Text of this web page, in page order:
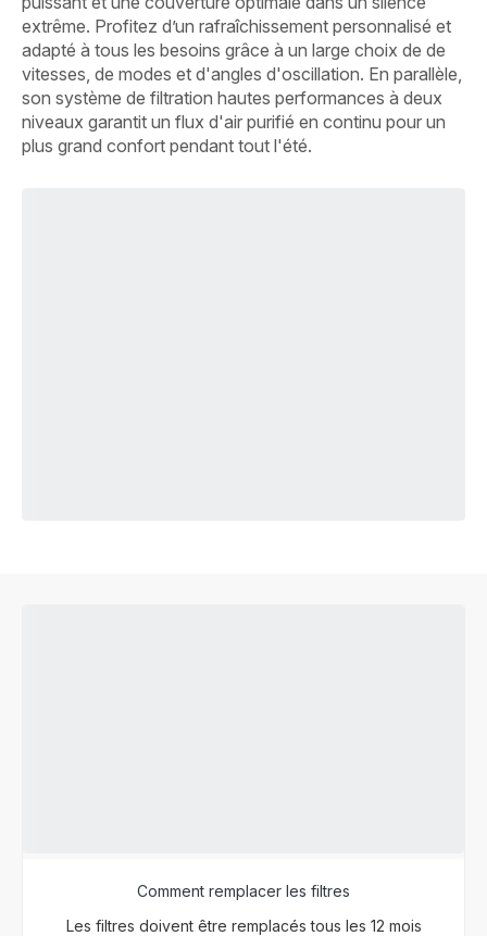
extrême. Profitez d’un rafraîchissement personnalisé et
adapté à tous les besoins grâce à un large choix de de
vitesses, de modes et d'angles d'oscillation. En parallèle,
son système de filtration hautes performances à deux
niveaux garantit un flux d'air purifié en continu pour un
plus grand confort pendant tout l'été.
Comment remplacer les filtres
Les filtres doivent être remplacés tous les 12 mois